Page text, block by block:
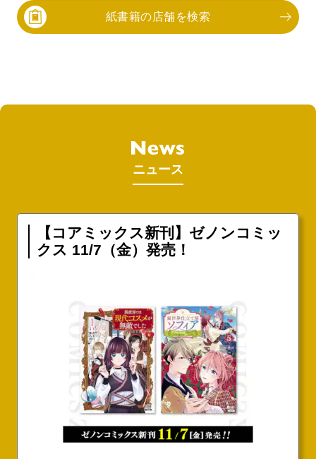
紙書籍の店舗を検索
ニュース
【コアミックス新刊】ゼノンコミッ
クス 11/7（金）発売！